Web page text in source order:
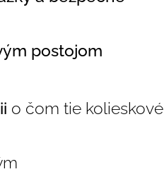
postojom
o čom tie kolieskové
😜